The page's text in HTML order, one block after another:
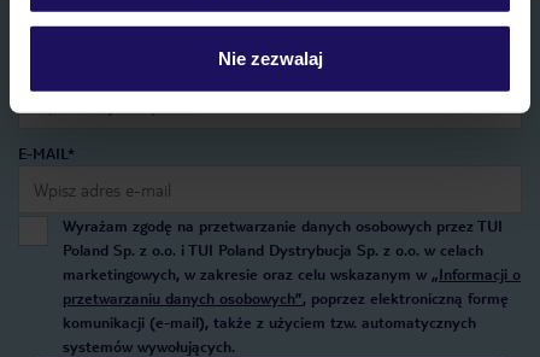
Nie zezwalaj
E-MAIL*
Wyrażam zgodę na przetwarzanie danych osobowych przez TUI
Poland Sp. z o.o. i TUI Poland Dystrybucja Sp. z o.o. w celach
marketingowych, w zakresie oraz celu wskazanym w „Informacji o
przetwarzaniu danych osobowych”, poprzez elektroniczną formę
komunikacji (e-mail), także z użyciem tzw. automatycznych
systemów wywołujących.